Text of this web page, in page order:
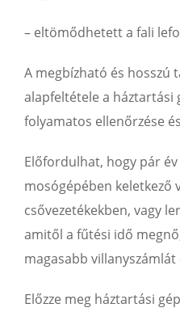
– eltömődhetett a fali
A megbízható és hosszú
alapfeltétele a háztartási
folyamatos ellenőrzése
Előfordulhat, hogy pár
mosógépében keletkező
csővezetékekben, vagy
amitől a fűtési idő
magasabb
Előzze meg háztartási